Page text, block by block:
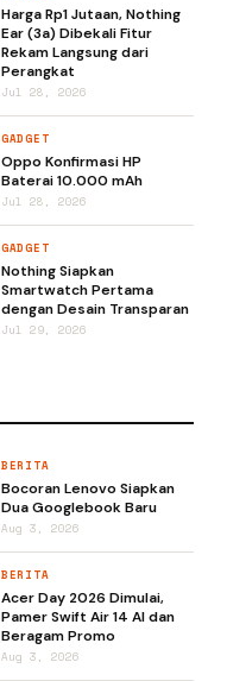
Harga Rp1 Jutaan, Nothing
Ear (3a) Dibekali Fitur
Rekam Langsung dari
Perangkat
Jul 28, 2026
GADGET
Oppo Konfirmasi HP
Baterai 10.000 mAh
Jul 28, 2026
GADGET
Nothing Siapkan
Smartwatch Pertama
dengan Desain Transparan
Jul 29, 2026
BERITA
Bocoran Lenovo Siapkan
Dua Googlebook Baru
Aug 3, 2026
BERITA
Acer Day 2026 Dimulai,
Pamer Swift Air 14 AI dan
Beragam Promo
Aug 3, 2026